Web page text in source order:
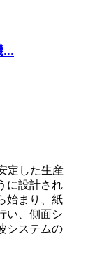
定した生産
に設計され
始まり、紙
い、側面シ
システムの